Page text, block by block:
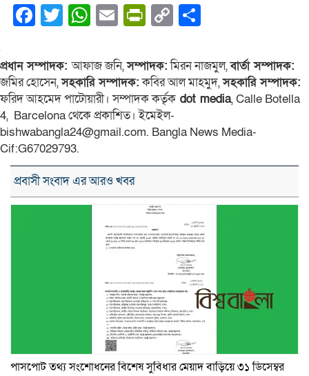
Facebook
Twitter
WhatsApp
EmailPrintFriendly
Copy
প্রধান সম্পাদক:আফাজ জনি,সম্পাদক:মিরন নাজমুল,বার্তা সম্পাদক:
জমির হোসেন,সহকারি সম্পাদক:কবির আল মাহমুদ,সহকারি সম্পাদক:
ফরিদ আহমেদ পাটোয়ারী। সম্পাদক কর্তৃক dot media, Calle Botella
4, Barcelona থেকে প্রকাশিত। ইমেইল-
bishwabangla24@gmail.com. Bangla News Media-
Cif:G67029793.
প্রবাসী সংবাদ এর আরও খবর
পাসপোর্ট তথ্য সংশোধনের বিশেষ সুবিধার মেয়াদ বাড়িয়ে ৩১ ডিসেম্বর